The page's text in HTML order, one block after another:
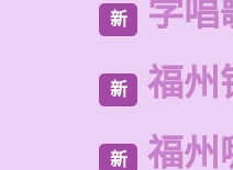
新 学唱
新 福州
新 福州